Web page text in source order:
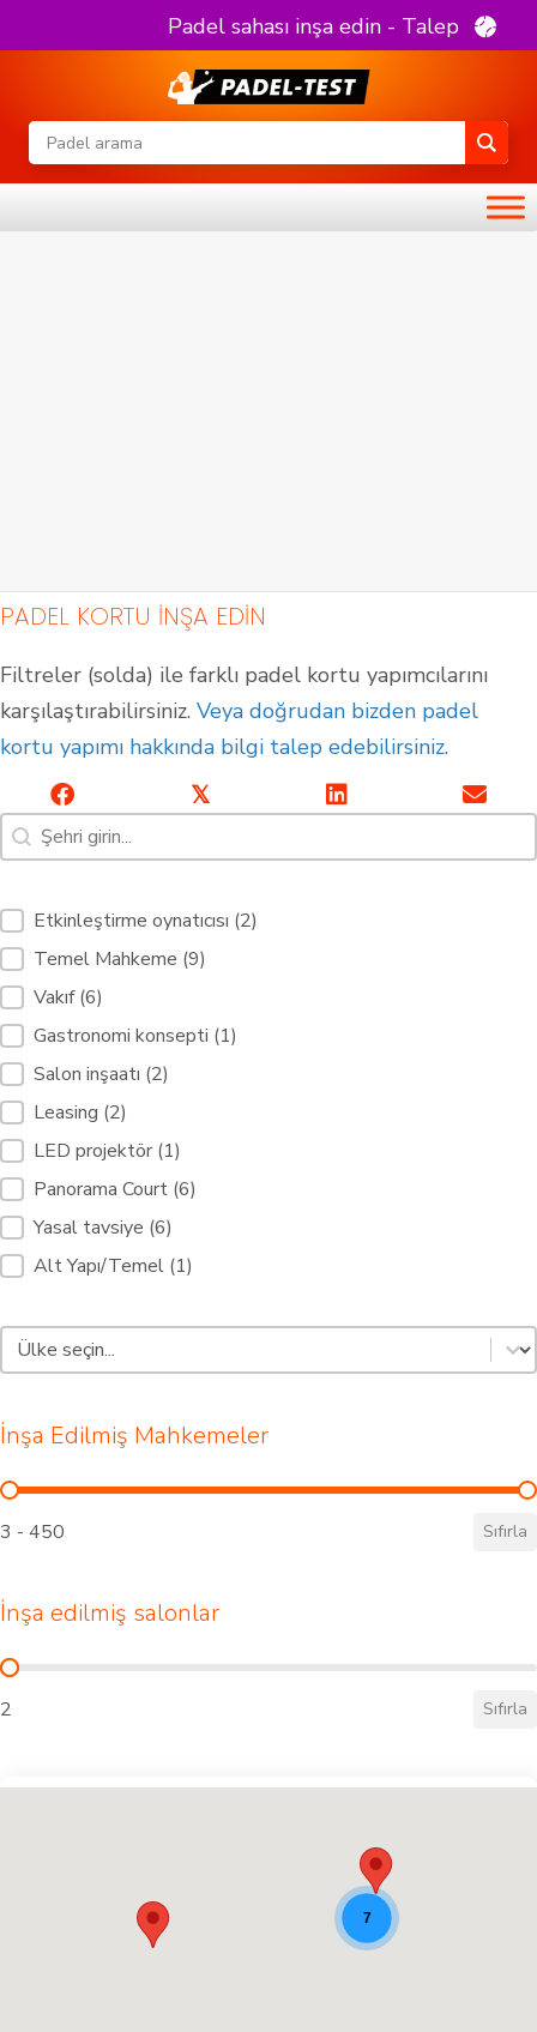
Padel sahası inşa edin - Talep
PADEL KORTU INŞA EDIN
Filtreler (solda) ile farklı padel kortu yapımcılarını
karşılaştırabilirsiniz. Veya doğrudan bizden padel
kortu yapımı hakkında bilgi talep edebilirsiniz.
𝕏
Arama [7]
Arama içeriği
Filtre hizmetleri Padel kortları [10]
Etkinleştirme oynatıcısı (2)
Temel Mahkeme (9)
Vakıf(6)
Gastronomi konsepti (1)
Salon inşaatı (2)
Leasing (2)
LED projektör (1)
Panorama Court (6)
Yasal tavsiye (6)
Alt Yapı/Temel (1)
Padel Land Select [3]
İçerik seçin
İnşa Edilmiş Mahkemeler
İnşa Edilmiş Mahkemeler
3 - 450 Sıfırla
İnşa edilmiş salonlar
İnşa edilmiş salonlar
2 Sıfırla
7